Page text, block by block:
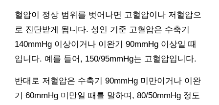
혈압이 정상 범위를 벗어나면 고혈압이나 저혈압으
로 진단받게 됩니다. 성인 기준 고혈압은 수축기
140mmHg 이상이거나 이완기 90mmHg 이상일 때
입니다. 예를 들어, 150/95mmHg는 고혈압입니다.
반대로 저혈압은 수축기 90mmHg 미만이거나 이완
기 60mmHg 미만일 때를 말하며, 80/50mmHg 정도